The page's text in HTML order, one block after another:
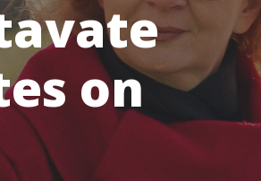
on